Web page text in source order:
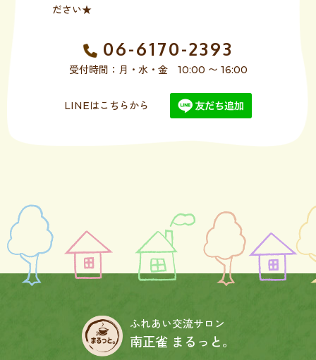
ださい★
06-6170-2393
受付時間：月・水・金 10:00 〜 16:00
LINEはこちらから
ふれあい交流サロン
南正雀 まるっと。